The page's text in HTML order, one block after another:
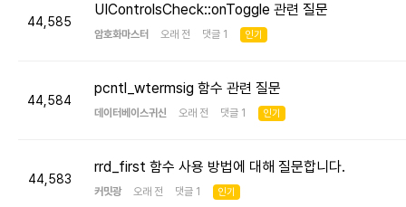
44,585
UIControlsCheck::onToggle 관련 질문
암호화마스터 오래 전 댓글 1 인기
44,584
pcntl_wtermsig 함수 관련 질문
데이터베이스귀신 오래 전 댓글 1 인기
44,583
rrd_first 함수 사용 방법에 대해 질문합니다.
커밋광 오래 전 댓글 1 인기